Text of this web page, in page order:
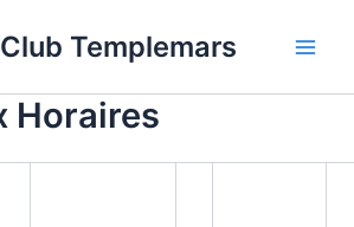
Templemars
Horaires